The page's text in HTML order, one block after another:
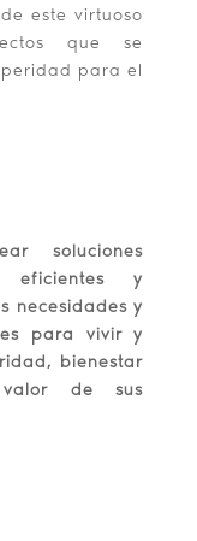
este virtuoso
que se
para el
soluciones
eficientes y
necesidades y
para vivir y
bienestar
valor de sus